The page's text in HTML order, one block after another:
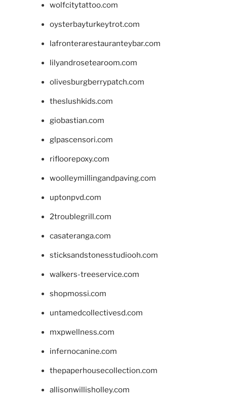
wolfcitytattoo.com
oysterbayturkeytrot.com
lafronterarestauranteybar.com
lilyandrosetearoom.com
olivesburgberrypatch.com
theslushkids.com
giobastian.com
glpascensori.com
rifloorepoxy.com
woolleymillingandpaving.com
uptonpvd.com
2troublegrill.com
casateranga.com
sticksandstonesstudiooh.com
walkers-treeservice.com
shopmossi.com
untamedcollectivesd.com
mxpwellness.com
infernocanine.com
thepaperhousecollection.com
allisonwillisholley.com